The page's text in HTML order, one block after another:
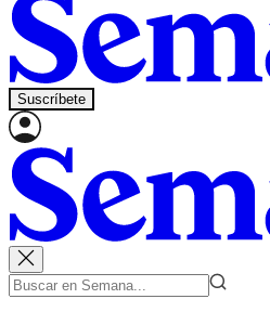
Suscríbete